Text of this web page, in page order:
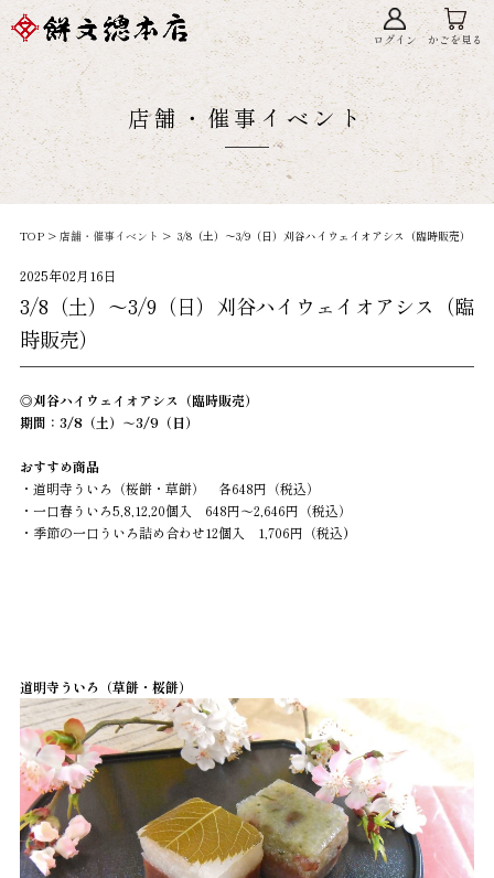
ログイン かごを見る
店舗・催事イベント
TOP > 店舗・催事イベント > 3/8（土）～3/9（日）刈谷ハイウェイオアシス（臨時販売）
2025年02月16日
3/8（土）～3/9（日）刈谷ハイウェイオアシス（臨
時販売）
◎刈谷ハイウェイオアシス（臨時販売）
期間：3/8（土）～3/9（日）
おすすめ商品
・道明寺ういろ（桜餅・草餅） 各648円（税込）
・一口春ういろ5,8,12,20個入 648円～2,646円（税込）
・季節の一口ういろ詰め合わせ12個入 1,706円（税込）
道明寺ういろ（草餅・桜餅）